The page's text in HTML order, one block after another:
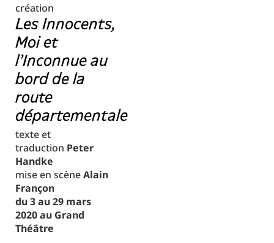
création
Les Innocents,
Moi et
l'Inconnue au
bord de la
route
départementale
texte et
traduction Peter
Handke
mise en scèneAlain
Françon
du 3 au 29 mars
2020 au Grand
Théâtre